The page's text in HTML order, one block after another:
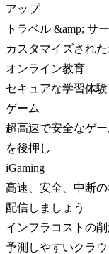
アップ
トラベル &amp; サ
カスタマイズされ
オンライン教育
セキュアな学習体
ゲーム
超高速で安全なゲ
を後押し
iGaming
高速、安全、中断
配信しましょう
インフラコストの
予測しやすいクラ